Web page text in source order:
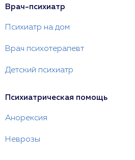
Врач-психиатр
Психиатр на дом
Врач психотерапевт
Детский психиатр
Психиатрическая помощь
Анорексия
Неврозы